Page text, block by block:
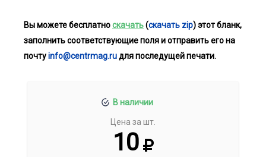
Вы можете бесплатноскачать(скачать zip) этот бланк,
заполнить соответствующие поля и отправить его на
почтуinfo@centrmag.ruдля последущей печати.
В наличии
Цена за шт.
10